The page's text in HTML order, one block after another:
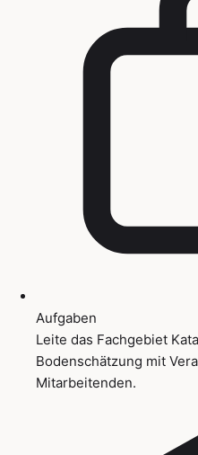
Aufgaben
Leite das Fachgebiet
Bodenschätzung mit
Mitarbeitenden.